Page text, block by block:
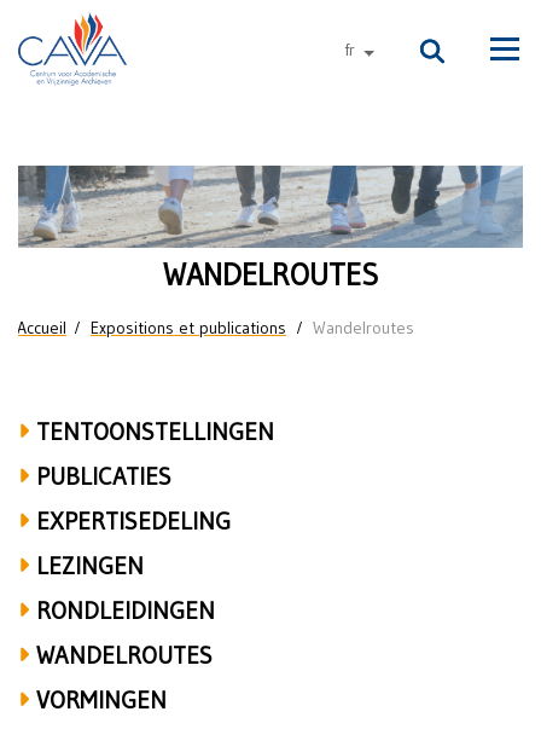
Aller au contenu principal
fr autres langues
Wandelroutes
WANDELROUTES
Vous êtes ici
Accueil Expositions et publications Wandelroutes
TENTOONSTELLINGEN
PUBLICATIES
EXPERTISEDELING
LEZINGEN
RONDLEIDINGEN
WANDELROUTES
VORMINGEN